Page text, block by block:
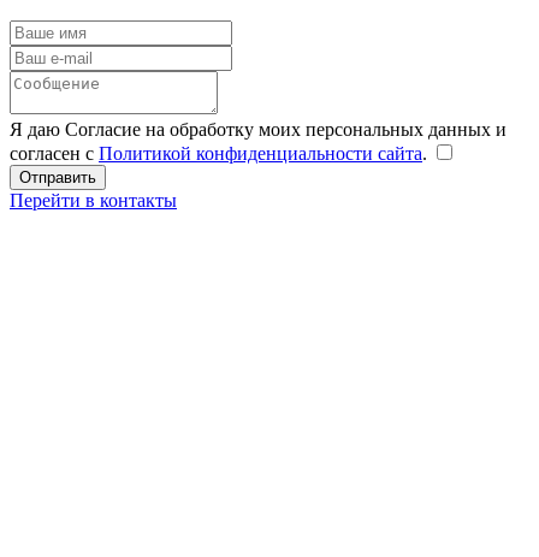
Я даю Согласие на обработку моих персональных данных и
согласен с Политикой конфиденциальности сайта.
Перейти в контакты